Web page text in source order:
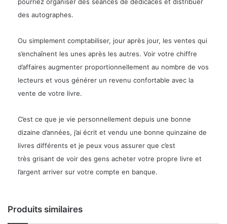
des autographes.
Ou simplement comptabiliser, jour après jour, les ventes qui
s’enchaînent les unes après les autres. Voir votre chiffre
d’affaires augmenter proportionnellement au nombre de vos
lecteurs et vous générer un revenu confortable avec la
vente de votre livre.
C’est ce que je vie personnellement depuis une bonne
dizaine d’années, j’ai écrit et vendu une bonne quinzaine de
livres différents et je peux vous assurer que c’est
très grisant de voir des gens acheter votre propre livre et
l’argent arriver sur votre compte en banque.
Produits similaires